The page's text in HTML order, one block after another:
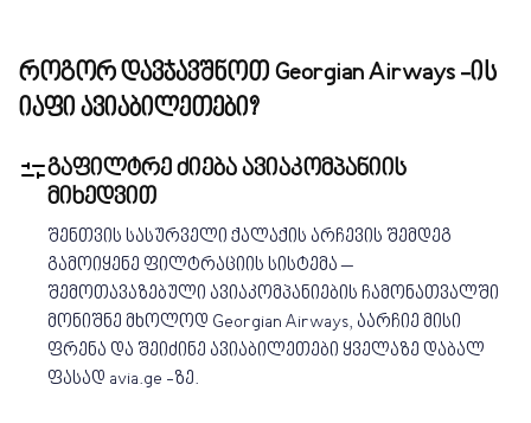
როგორ დავჯავშნოთ Georgian Airways -ის
იაფი ავიაბილეთები?
გაფილტრე ძიება ავიაკომპანიის
მიხედვით
შენთვის სასურველი ქალაქის არჩევის შემდეგ
გამოიყენე ფილტრაციის სისტემა –
შემოთავაზებული ავიაკომპანიების ჩამონათვალში
მონიშნე მხოლოდ Georgian Airways, აარჩიე მისი
ფრენა და შეიძინე ავიაბილეთები ყველაზე დაბალ
ფასად avia.ge -ზე.